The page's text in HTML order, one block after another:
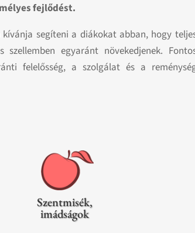
fejlődést.
segíteni a diákokat abban, hogy
egyaránt növekedjenek.
felelősség, a szolgálat és a
Szentmisék,
imádságok